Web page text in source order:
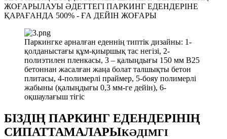
ЖОҒАРЫЛАУЫ ӘДЕТТЕГІ ПАРКИНГ ЕДЕНДЕРІНЕ
ҚАРАҒАНДА 500% - ҒА ДЕЙІН ЖОҒАРЫ
Паркингке арналған еденнің типтік дизайны: 1-
қолданыстағы құм-қиыршық тас негізі, 2-
полиэтилен пленкасы, 3 – қалыңдығы 150 мм В25
бетоннан жасалған жаңа болат талшықты бетон
плитасы, 4-полимерлі праймер, 5-бояу полимерлі
жабыны (қалыңдығы 0,3 мм-ге дейін), 6-
оқшаулағыш тігіс
БІЗДІҢ ПАРКИНГ ЕДЕНДЕРІНІҢ
СИПАТТАМАЛАРЫКӘДІМГІ